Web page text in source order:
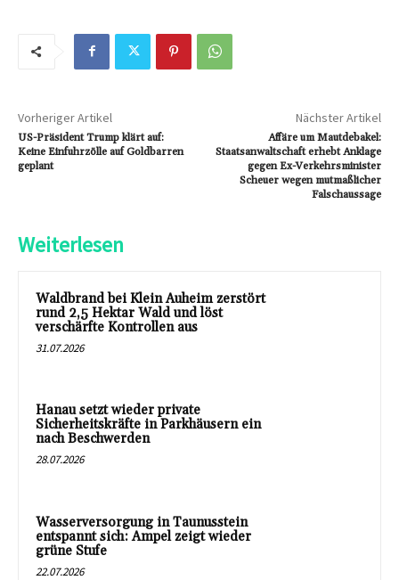
Vorheriger Artikel
US-Präsident Trump klärt auf:
Keine Einfuhrzölle auf Goldbarren
geplant
Nächster Artikel
Affäre um Mautdebakel:
Staatsanwaltschaft erhebt Anklage
gegen Ex-Verkehrsminister
Scheuer wegen mutmaßlicher
Falschaussage
Weiterlesen
Waldbrand bei Klein Auheim zerstört
rund 2,5 Hektar Wald und löst
verschärfte Kontrollen aus
31.07.2026
Hanau setzt wieder private
Sicherheitskräfte in Parkhäusern ein
nach Beschwerden
28.07.2026
Wasserversorgung in Taunusstein
entspannt sich: Ampel zeigt wieder
grüne Stufe
22.07.2026